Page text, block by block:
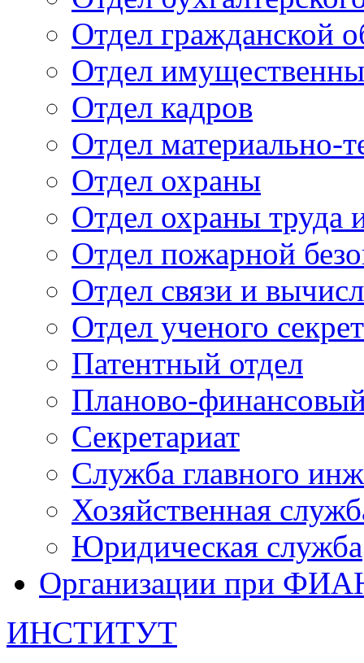
Отдел гражданской
Отдел
Отдел кадров
Отдел материально-
Отдел охраны
Отдел охраны труда
Отдел пожарной
Отдел связи и
Отдел ученого
Патентный отдел
Планово-
Секретариат
Служба главного
Хозяйственная
Юридическая служба
Организации при
ИНСТИТУТ